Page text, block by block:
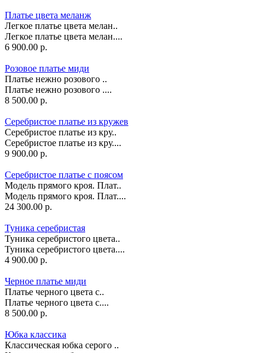
Платье цвета меланж
Легкое платье цвета мелан..
Легкое платье цвета мелан....
6 900.00 р.
Розовое платье миди
Платье нежно розового ..
Платье нежно розового ....
8 500.00 р.
Серебристое платье из кружев
Серебристое платье из кру..
Серебристое платье из кру....
9 900.00 р.
Серебристое платье с поясом
Модель прямого кроя. Плат..
Модель прямого кроя. Плат....
24 300.00 р.
Туника серебристая
Туника серебристого цвета..
Туника серебристого цвета....
4 900.00 р.
Черное платье миди
Платье черного цвета с..
Платье черного цвета с....
8 500.00 р.
Юбка классика
Классическая юбка серого ..